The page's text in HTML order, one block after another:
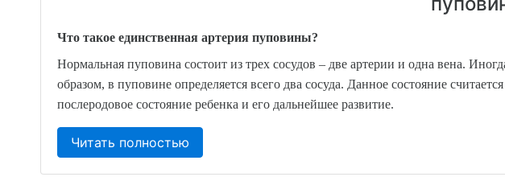
Что такое единственная артерия пуповины?
Нормальная пуповина состоит из трех сосудов – две артерии и одна вена.
образом, в пуповине определяется всего два сосуда. Данное состояние
послеродовое состояние ребенка и его дальнейшее развитие.
Читать полностью